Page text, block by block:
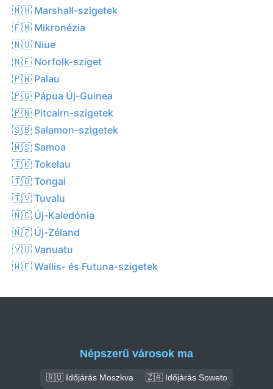
🇲🇭 Marshall-szigetek
🇫🇲 Mikronézia
🇳🇺 Niue
🇳🇫 Norfolk-sziget
🇵🇼 Palau
🇵🇬 Pápua Új-Guinea
🇵🇳 Pitcairn-szigetek
🇸🇧 Salamon-szigetek
🇼🇸 Samoa
🇹🇰 Tokelau
🇹🇴 Tongai
🇹🇻 Tuvalu
🇳🇨 Új-Kaledónia
🇳🇿 Új-Zéland
🇻🇺 Vanuatu
🇼🇫 Wallis- és Futuna-szigetek
Népszerű városok ma
🇷🇺 Időjárás Moszkva
🇿🇦 Időjárás Soweto